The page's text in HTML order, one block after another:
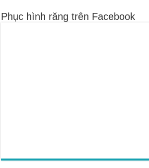
Phục hình răng trên Facebook